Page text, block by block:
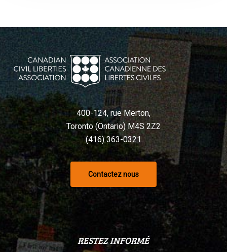
400-124, rue Merton,
Toronto (Ontario) M4S 2Z2
(416) 363-0321
Contactez nous
RESTEZ INFORMÉ